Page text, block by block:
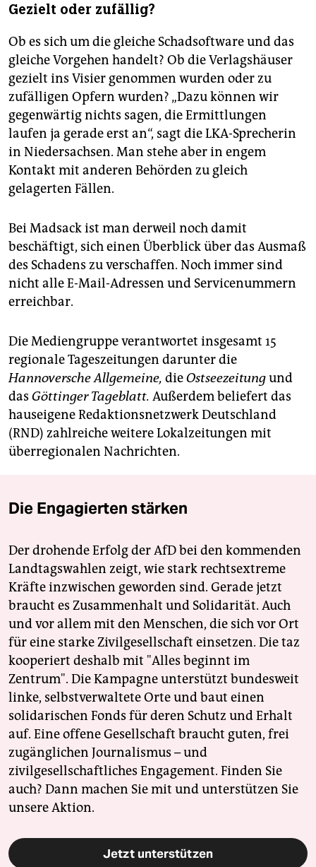
Gezielt oder zufällig?
Ob es sich um die gleiche Schadsoftware und das
gleiche Vorgehen handelt? Ob die Verlagshäuser
gezielt ins Visier genommen wurden oder zu
zufälligen Opfern wurden? „Dazu können wir
gegenwärtig nichts sagen, die Ermittlungen
laufen ja gerade erst an“, sagt die LKA-Sprecherin
in Niedersachsen. Man stehe aber in engem
Kontakt mit anderen Behörden zu gleich
gelagerten Fällen.
Bei Madsack ist man derweil noch damit
beschäftigt, sich einen Überblick über das Ausmaß
des Schadens zu verschaffen. Noch immer sind
nicht alle E-Mail-Adressen und Servicenummern
erreichbar.
Die Mediengruppe verantwortet insgesamt 15
regionale Tageszeitungen darunter die
Hannoversche Allgemeine, dieOstseezeitungund
das Göttinger Tageblatt. Außerdem beliefert das
hauseigene Redaktionsnetzwerk Deutschland
(RND) zahlreiche weitere Lokalzeitungen mit
überregionalen Nachrichten.
Die Engagierten stärken
Der drohende Erfolg der AfD bei den kommenden
Landtagswahlen zeigt, wie stark rechtsextreme
Kräfte inzwischen geworden sind. Gerade jetzt
braucht es Zusammenhalt und Solidarität. Auch
und vor allem mit den Menschen, die sich vor Ort
für eine starke Zivilgesellschaft einsetzen. Die taz
kooperiert deshalb mit "Alles beginnt im
Zentrum". Die Kampagne unterstützt bundesweit
linke, selbstverwaltete Orte und baut einen
solidarischen Fonds für deren Schutz und Erhalt
auf. Eine offene Gesellschaft braucht guten, frei
zugänglichen Journalismus – und
zivilgesellschaftliches Engagement. Finden Sie
auch? Dann machen Sie mit und unterstützen Sie
unsere Aktion.
Jetzt unterstützen